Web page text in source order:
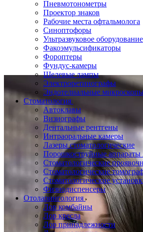
Пневмотонометры
Проектор знаков
Рабочие места офтальмолога
Синоптофоры
Ультразвуковое оборудование
Факоэмульсификаторы
Фороптеры
Фундус-камеры
Щелевые лампы
Электроретинографы
Эндотелиальные
Стоматология
Автоклавы
Визиографы
Дентальные рентгены
Интраоральные камеры
Лазеры стоматологические
Порошкоструйные
Стоматологические
Стоматологические
Стоматологические
Физиодиспенсеры
Отоларингология
Лор комбайны
Лор кресла
Лор принадлежности